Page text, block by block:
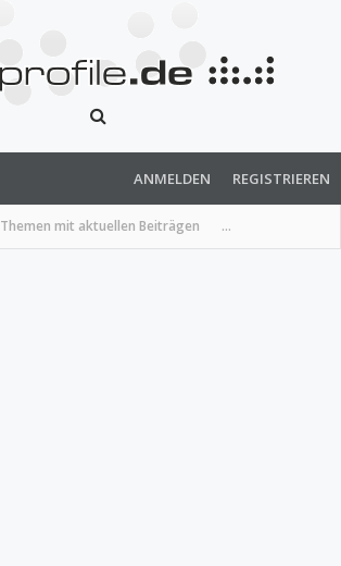
Themen mit aktuellen Beiträgen ...
ANMELDEN REGISTRIEREN